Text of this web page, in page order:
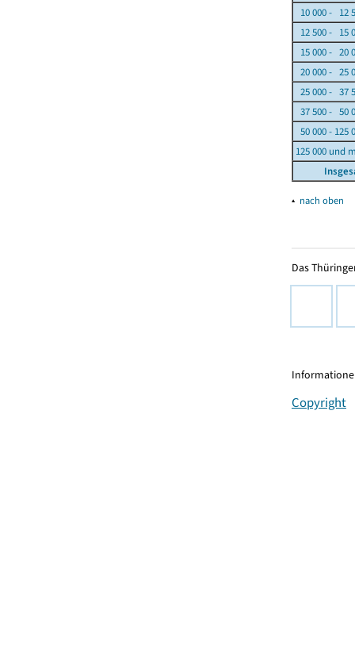
10 000 - 12
12 500 - 15
15 000 - 20
20 000 - 25
25 000 - 37
37 500 - 50
50 000 - 125
125 000 und
▴ nach oben
Das
Copyright